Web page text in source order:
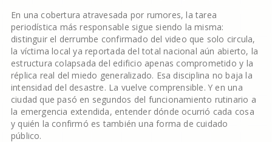
En una cobertura atravesada por rumores, la tarea
periodística más responsable sigue siendo la misma:
distinguir el derrumbe confirmado del video que solo circula,
la víctima local ya reportada del total nacional aún abierto, la
estructura colapsada del edificio apenas comprometido y la
réplica real del miedo generalizado. Esa disciplina no baja la
intensidad del desastre. La vuelve comprensible. Y en una
ciudad que pasó en segundos del funcionamiento rutinario a
la emergencia extendida, entender dónde ocurrió cada cosa
y quién la confirmó es también una forma de cuidado
público.